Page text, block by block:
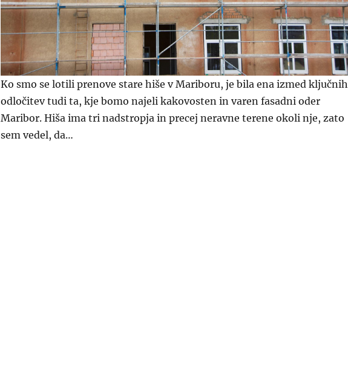
Ko smo se lotili prenove stare hiše v Mariboru, je bila ena izmed ključnih
odločitev tudi ta, kje bomo najeli kakovosten in varen fasadni oder
Maribor. Hiša ima tri nadstropja in precej neravne terene okoli nje, zato
sem vedel, da…